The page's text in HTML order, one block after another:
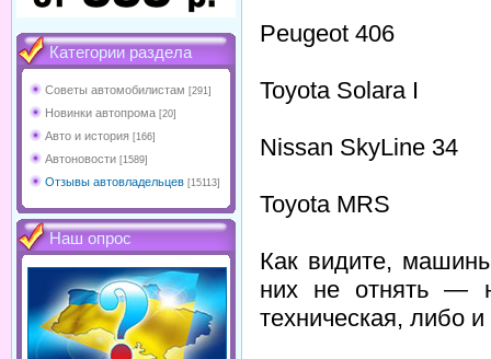
Категории раздела
Советы автомобилистам [291]
Новинки автопрома [20]
Авто и история [166]
Автоновости [1589]
Отзывы автовладельцев [15113]
Наш опрос
Peugeot 406
Toyota Solara I
Nissan SkyLine 34
Toyota MRS
Как видите,
них не отнять —
техническая, либо